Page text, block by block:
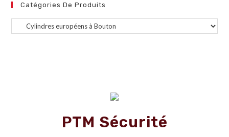
Catégories De Produits
PTM Sécurité